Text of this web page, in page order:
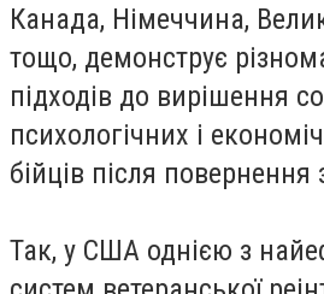
Канада, Німеччина,
тощо, демонструє
підходів до вирішення
психологічних і
бійців після повернення
Так, у США однією з